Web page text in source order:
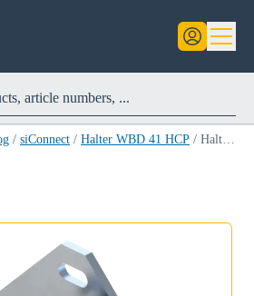
/ siConnect / Halter WBD 41 HCP / Halter WBD 41/62 HCP